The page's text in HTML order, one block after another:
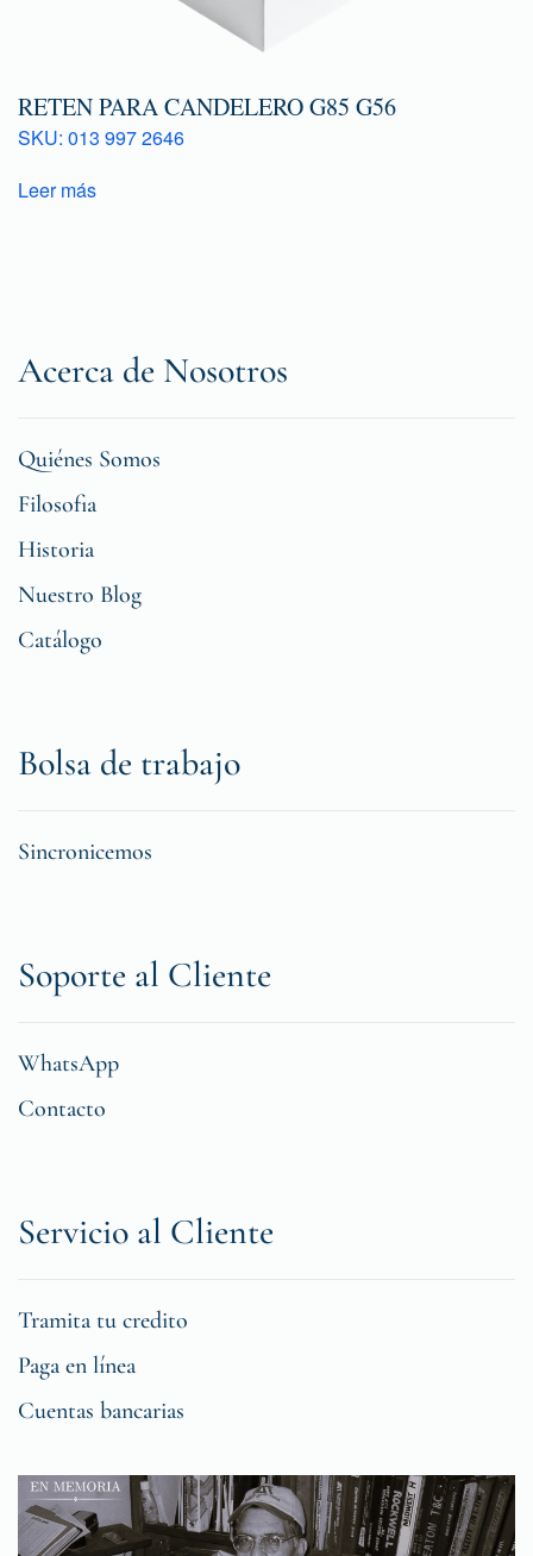
RETEN PARA CANDELERO G85 G56
SKU: 013 997 2646
Leer más
Acerca de Nosotros
Quiénes Somos
Filosofia
Historia
Nuestro Blog
Catálogo
Bolsa de trabajo
Sincronicemos
Soporte al Cliente
WhatsApp
Contacto
Servicio al Cliente
Tramita tu credito
Paga en línea
Cuentas bancarias